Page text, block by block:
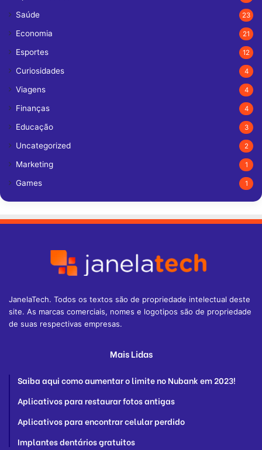
Saúde 23
Economia 21
Esportes 12
Curiosidades 4
Viagens 4
Finanças 4
Educação 3
Uncategorized 2
Marketing 1
Games 1
JanelaTech. Todos os textos são de propriedade intelectual deste
site. As marcas comerciais, nomes e logotipos são de propriedade
de suas respectivas empresas.
Mais Lidas
Saiba aqui como aumentar o limite no Nubank em 2023!
Aplicativos para restaurar fotos antigas
Aplicativos para encontrar celular perdido
Implantes dentários gratuitos